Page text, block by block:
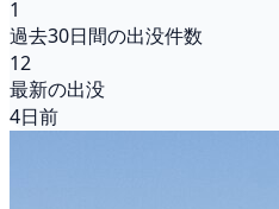
1
過去30日間の出没件数
12
最新の出没
4日前